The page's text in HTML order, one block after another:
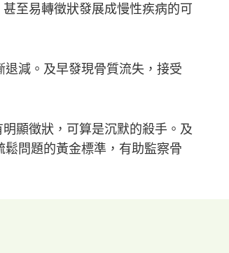
至易轉徵狀發展成慢性疾病的可
減。及早發現骨質流失，接受
顯徵狀，可算是沉默的殺手。及
問題的黃金標準，有助監察骨